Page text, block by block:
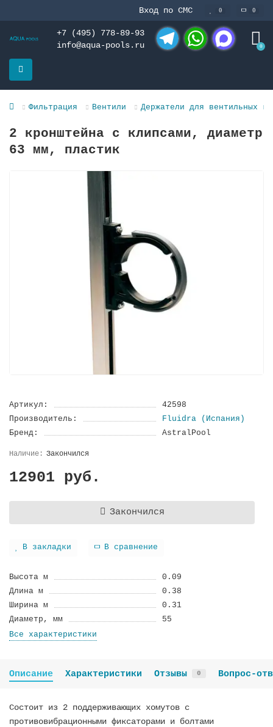
Вход по СМС 0 0
+7 (495) 778-89-93
info@aqua-pools.ru
0
Фильтрация Вентили Держатели для вентильных
2 кронштейна с клипсами, диаметр
63 мм, пластик
Артикул:
42598
Производитель:
Fluidra (Испания)
Бренд:
AstralPool
Закончился
12901 руб.
Закончился
В закладки В сравнение
Высота м
0.09
Длина м
0.38
Ширина м
0.31
Диаметр, мм
55
Все характеристики
Описание Характеристики Отзывы 0 Вопрос-
Состоит из 2 поддерживающих хомутов с
противовибрационными фиксаторами и болтами